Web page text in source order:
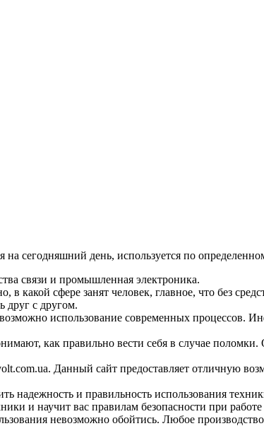
сегодняшний день, используется по
связи и промышленная электроника.
какой сфере занят человек, главное, что без
друг с другом.
использование современных процессов.
как правильно вести себя в случае
Данный сайт предоставляет отличную
надежность и правильность использования
и научит вас правилам безопасности при работе
невозможно обойтись. Любое